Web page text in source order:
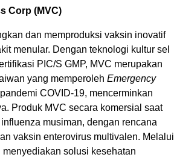
Corp (MVC)
dan memproduksi vaksin inovatif
menular. Dengan teknologi kultur sel
PIC/S GMP, MVC merupakan
yang memperoleh Emergency
COVID-19, mencerminkan
Produk MVC secara komersial saat
musiman, dengan rencana
vaksin enterovirus multivalen. Melalui
solusi kesehatan